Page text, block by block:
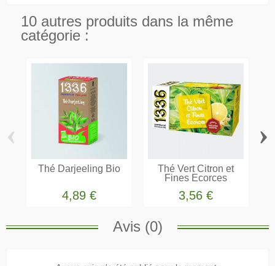
10 autres produits dans la même
catégorie :
Thé Darjeeling Bio
4,89 €
Thé Vert Citron et
Fines Ecorces
3,56 €
‹ ›
Avis (0)